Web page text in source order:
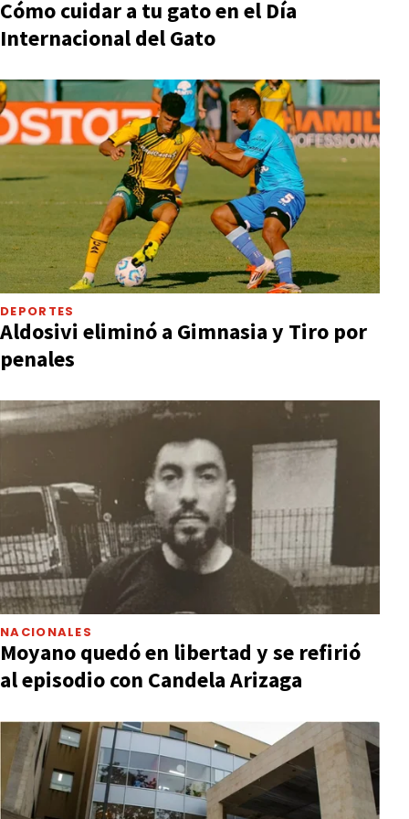
Cómo cuidar a tu gato en el Día
Internacional del Gato
DEPORTES
Aldosivi eliminó a Gimnasia y Tiro por
penales
NACIONALES
Moyano quedó en libertad y se refirió
al episodio con Candela Arizaga